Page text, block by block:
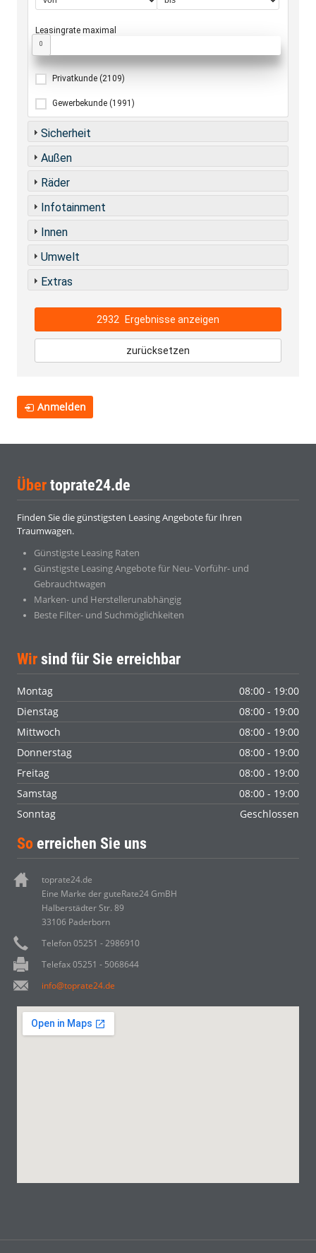
Leasingrate maximal
0
Privatkunde (2109)
Gewerbekunde (1991)
Sicherheit
Außen
Räder
Infotainment
Innen
Umwelt
Extras
2932 Ergebnisse anzeigen
zurücksetzen
Anmelden
Über toprate24.de
Finden Sie die günstigsten Leasing Angebote für Ihren
Traumwagen.
Günstigste Leasing Raten
Günstigste Leasing Angebote für Neu- Vorführ- und
Gebrauchtwagen
Marken- und Herstellerunabhängig
Beste Filter- und Suchmöglichkeiten
Wir sind für Sie erreichbar
Montag
08:00 - 19:00
Dienstag
08:00 - 19:00
Mittwoch
08:00 - 19:00
Donnerstag
08:00 - 19:00
Freitag
08:00 - 19:00
Samstag
08:00 - 19:00
Sonntag
Geschlossen
So erreichen Sie uns
toprate24.de
Eine Marke der guteRate24 GmBH
Halberstädter Str. 89
33106 Paderborn
Telefon 05251 - 2986910
Telefax 05251 - 5068644
info@toprate24.de